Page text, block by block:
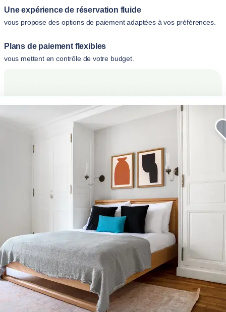
Une expérience de réservation fluide
vous propose des options de paiement adaptées à vos préférences.
Plans de paiement flexibles
vous mettent en contrôle de votre budget.
Améliorez votre séjour
professionnel.